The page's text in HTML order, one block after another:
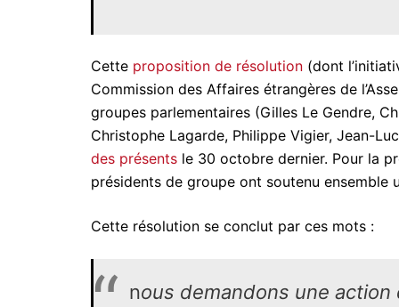
Cette proposition de résolution (dont
Commission des Affaires étrangères de
groupes parlementaires (Gilles Le Gendre,
Christophe Lagarde, Philippe Vigier, Jean-
des présents le 30 octobre dernier. Pour la
présidents de groupe ont soutenu ensemble
Cette résolution se conclut par ces mots :
nous demandons une